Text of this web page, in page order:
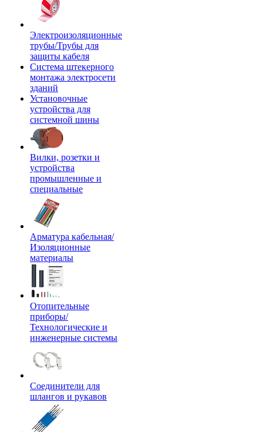
Электроизоляционные
трубы/Трубы для
защиты кабеля
Система штекерного
монтажа электросети
зданий
Установочные
устройства для
системной шины
Вилки, розетки и
устройства
промышленные и
специальные
Арматура кабельная/
Изоляционные
материалы
Отопительные
приборы/
Технологические и
инженерные системы
Соединители для
шлангов и рукавов